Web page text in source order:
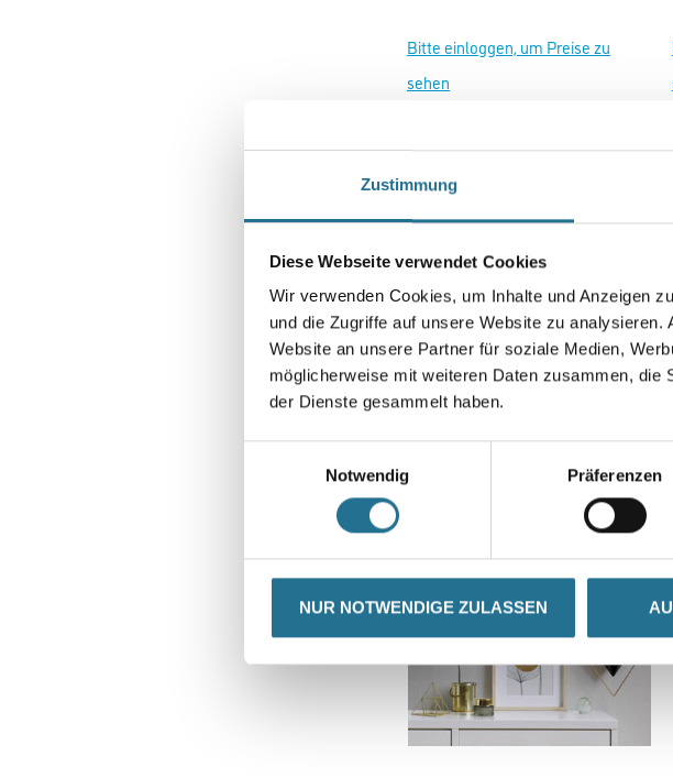
Zustimmung
Diese Webseite verwendet Cookies
Wir verwenden Cookies, um Inhalte und Anzeigen
und die Zugriffe auf unsere Website zu
Website an unsere Partner für soziale Medien,
möglicherweise mit weiteren Daten zusammen, die
der Dienste gesammelt haben.
Notwendig
Präferenzen
NUR NOTWENDIGE ZULASSEN
Bitte einloggen, um Preise zu
sehen
M-Plus FeinVlies 2028 Tapete
870101